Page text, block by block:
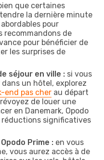
que certaines
la dernière minute
pour
recommandons de
pour bénéficier de
les surprises de
séjour en ville : si vous
un hôtel, explorez
end pas cher au départ
de louer une
en Danemark, Opodo
réductions significatives
Prime : en vous
vous aurez accès à de